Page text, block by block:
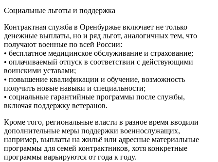
Социальные льготы и поддержка
Контрактная служба в Оренбуржье включает не только
денежные выплаты, но и ряд льгот, аналогичных тем, что
получают военные по всей России:
• бесплатное медицинское обслуживание и страхование;
• оплачиваемый отпуск в соответствии с действующими
воинскими уставами;
• повышение квалификации и обучение, возможность
получить новые навыки и специальности;
• социальные гарантийные программы после службы,
включая поддержку ветеранов.
Кроме того, региональные власти в разное время вводили
дополнительные меры поддержки военнослужащих,
например, выплаты на жильё или адресные материальные
программы для семей контрактников, хотя конкретные
программы варьируются от года к году.